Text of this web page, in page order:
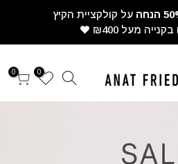
על קולקציית הקיץ
בקנייה מעל ₪400
0
0